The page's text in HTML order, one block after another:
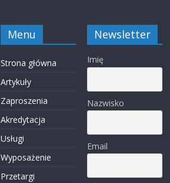
Menu
Strona główna
Artykuły
Zaproszenia
Akredytacja
Usługi
Wyposażenie
Przetargi
Newsletter
Imię
Nazwisko
Email